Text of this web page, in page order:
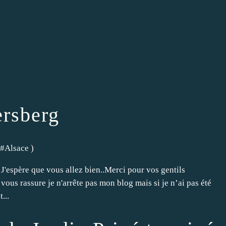
Alsace )
que vous allez bien..Merci pour vos gentils
rassure je n'arrête pas mon blog mais si je n’ai pas été